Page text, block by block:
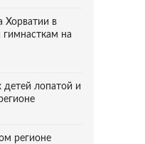
Хорватии в
гимнасткам на
детей лопатой и
регионе